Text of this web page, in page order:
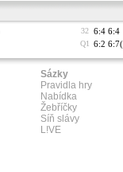
32 6:4 6:4
Q1 6:2
Sázky
Pravidla hry
Nabídka
Žebříčky
Síň slávy
L!VE